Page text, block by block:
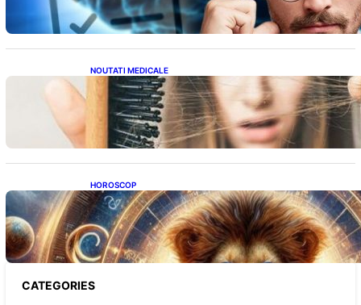
NOUTATI MEDICALE
Semnele unei deficiențe de proteine:
Impactul asupra sănătății tale
HOROSCOP
Portalul Leului 8/8: Oportunități de
Abundență pentru Cinci Zodii în 2026
CATEGORIES